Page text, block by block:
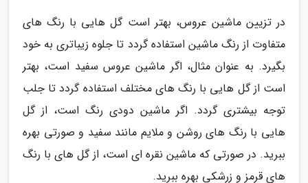
در تزیین ماشین عروس، بهتر است گل هایی با رنگ های
متفاوت از رنگ ماشین استفاده گردد تا جلوه زیباتری به خود
بگیرد. به عنوان مثال، اگر ماشین عروس سفید است، بهتر
است از گل هایی با رنگ های مختلف استفاده گردد تا جلب
توجه بیشتری گردد. اگر ماشین دودی رنگ است، از گل
هایی با رنگ های روشن و ملایم مانند سفید و صورتی بهره
ببرید. در صورتی که ماشین نقره ای است، از گل های با رنگ
های قرمز و زرشکی بهره ببرید.